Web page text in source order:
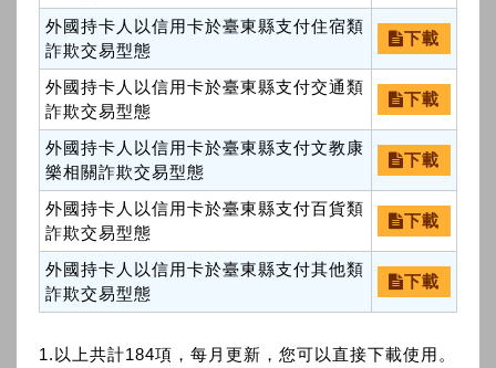
外國持卡人以信用卡於臺東縣支付住宿類
詐欺交易型態
下載
外國持卡人以信用卡於臺東縣支付交通類
詐欺交易型態
下載
外國持卡人以信用卡於臺東縣支付文教康
樂相關詐欺交易型態
下載
外國持卡人以信用卡於臺東縣支付百貨類
詐欺交易型態
下載
外國持卡人以信用卡於臺東縣支付其他類
詐欺交易型態
下載
1.以上共計184項，每月更新，您可以直接下載使用。